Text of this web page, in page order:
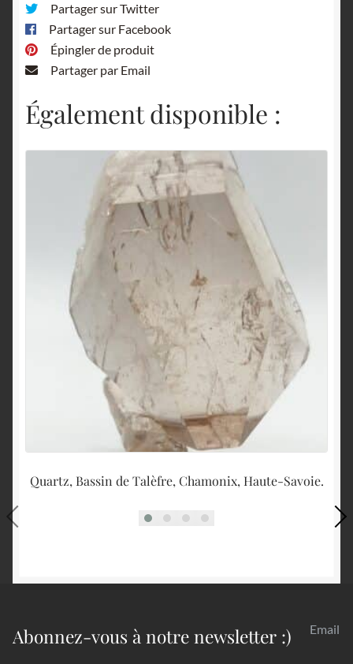
Partager sur Twitter
Partager sur Facebook
Épingler de produit
Partager par Email
Également disponible :
Quartz, Bassin de Talèfre, Chamonix, Haute-Savoie.
Abonnez-vous à notre newsletter :) Email